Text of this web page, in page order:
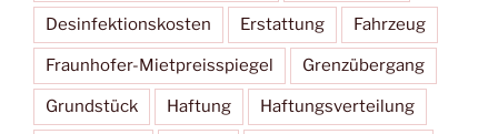
Desinfektionskosten Erstattung Fahrzeug
Fraunhofer-Mietpreisspiegel Grenzübergang
Grundstück Haftung Haftungsverteilung